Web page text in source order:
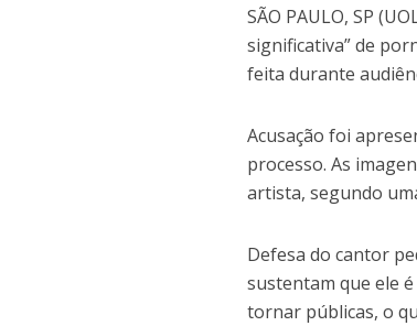
SÃO PAULO, SP
significativa” de
feita durante
Acusação foi
processo. As
artista, segundo
Defesa do cantor
sustentam que ele
tornar públicas, o